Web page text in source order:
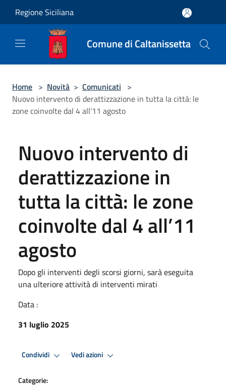
Regione Siciliana
Comune di Caltanissetta
Home > Novità > Comunicati >
Nuovo intervento di derattizzazione in tutta la città: le
zone coinvolte dal 4 all’11 agosto
Nuovo intervento di
derattizzazione in
tutta la città: le zone
coinvolte dal 4 all’11
agosto
Dopo gli interventi degli scorsi giorni, sarà eseguita
una ulteriore attività di interventi mirati
Data :
31 luglio 2025
Condividi Vedi azioni
Categorie: